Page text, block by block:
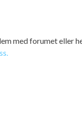
med forumet eller